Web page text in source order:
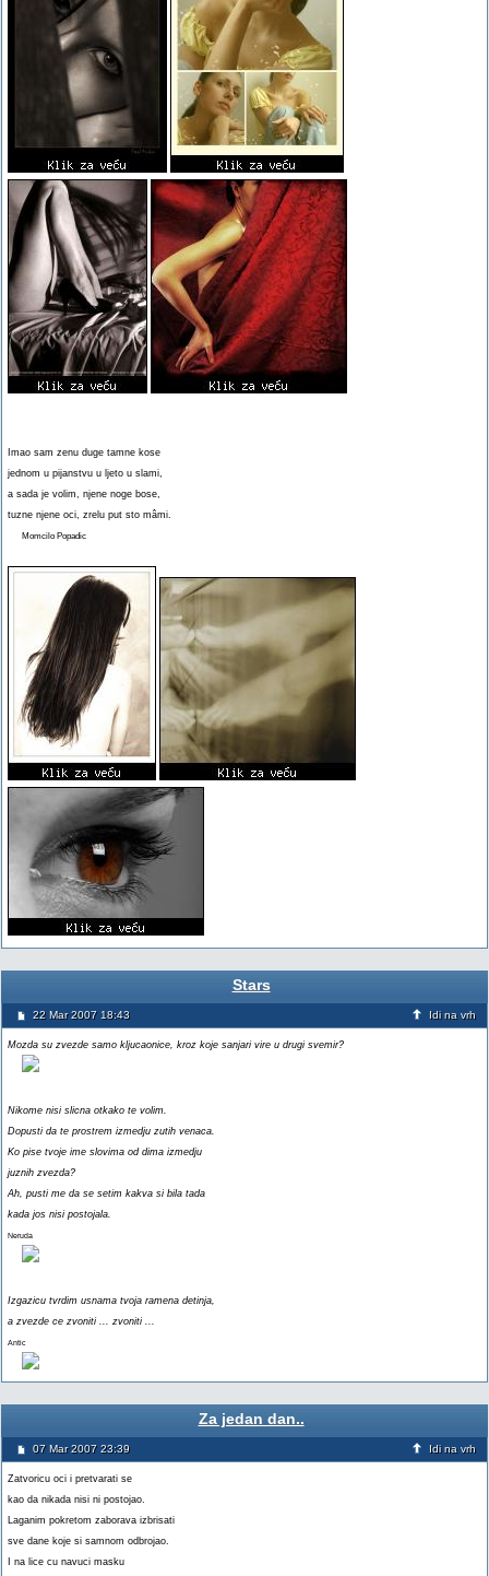
Imao sam zenu duge tamne kose
jednom u pijanstvu u ljeto u slami,
a sada je volim, njene noge bose,
tuzne njene oci, zrelu put sto mâmi.
Momcilo Popadic
Stars
22 Mar 2007 18:43 Idi na vrh
Mozda su zvezde samo kljucaonice, kroz koje sanjari vire u drugi svemir?
Nikome nisi slicna otkako te volim.
Dopusti da te prostrem izmedju zutih venaca.
Ko pise tvoje ime slovima od dima izmedju
juznih zvezda?
Ah, pusti me da se setim kakva si bila tada
kada jos nisi postojala.
Neruda
Izgazicu tvrdim usnama tvoja ramena detinja,
a zvezde ce zvoniti ... zvoniti ...
Antic
Za jedan dan..
07 Mar 2007 23:39 Idi na vrh
Zatvoricu oci i pretvarati se
kao da nikada nisi ni postojao.
Laganim pokretom zaborava izbrisati
sve dane koje si samnom odbrojao.
I na lice cu navuci masku